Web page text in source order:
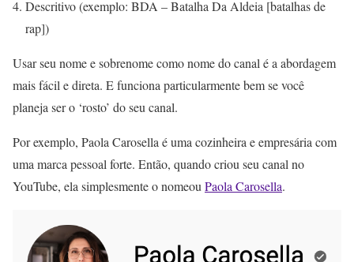
Descritivo (exemplo: BDA – Batalha Da Aldeia [batalhas de
rap])
Usar seu nome e sobrenome como nome do canal é a abordagem
mais fácil e direta. E funciona particularmente bem se você
planeja ser o ‘rosto’ do seu canal.
Por exemplo, Paola Carosella é uma cozinheira e empresária com
uma marca pessoal forte. Então, quando criou seu canal no
YouTube, ela simplesmente o nomeouPaola Carosella.